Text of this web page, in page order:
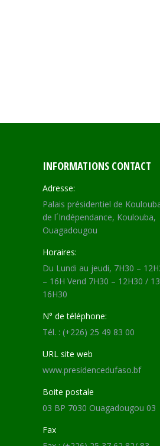
INFORMATIONS CONTACT
Adresse:
Palais présidentiel de
de l´Indépendance, Koulouba,
Ouagadougou
Horaires:
Du Lundi au jeudi, 7H30 –
– 16H Vend 7H30 – 12H30 /
16H30
N° de téléphone:
Tél. : (+226) 25 49 83 00
URL site web
www.presidencedufaso.bf
Boite postale
03 BP 7030 Ouagadougou 03
Fax